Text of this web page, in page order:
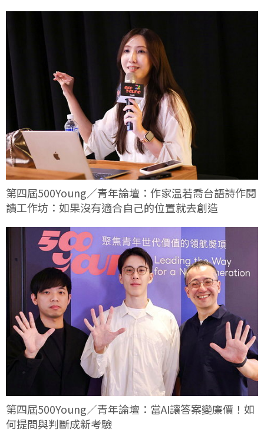
第四屆500Young／青年論壇：作家温若喬台語詩作閱
讀工作坊：如果沒有適合自己的位置就去創造
第四屆500Young／青年論壇：當AI讓答案變廉價！如
何提問與判斷成新考驗